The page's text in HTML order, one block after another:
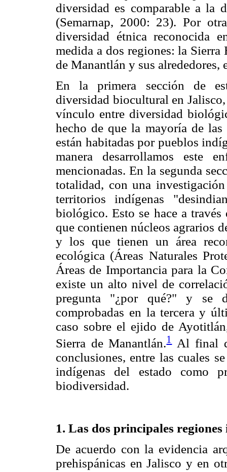
diversidad es comparable a la
(Semarnap, 2000: 23). Por
diversidad étnica reconocida
medida a dos regiones: la
de Manantlán y sus alrededores,
En la primera sección de
diversidad biocultural en
vínculo entre diversidad
hecho de que la mayoría de
están habitadas por pueblos
manera desarrollamos este
mencionadas. En la segunda
totalidad, con una
territorios indígenas
biológico. Esto se hace a
que contienen núcleos agrarios
y los que tienen un área
ecológica (Áreas Naturales
Áreas de Importancia para la
existe un alto nivel de
pregunta "¿por qué?" y se
comprobadas en la tercera y
caso sobre el ejido de
Sierra de Manantlán.1 Al final
conclusiones, entre las cuales
indígenas del estado como
biodiversidad.
1. Las dos principales
De acuerdo con la evidencia
prehispánicas en Jalisco y en